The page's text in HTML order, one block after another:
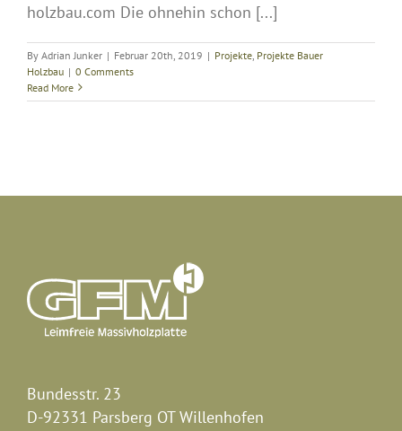
holzbau.com Die ohnehin schon [...]
By Adrian Junker | Februar 20th, 2019 | Projekte Projekte Bauer
Holzbau | 0 Comments
Read More
Bundesstr. 23
D-92331 Parsberg OT Willenhofen